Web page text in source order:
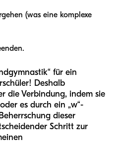
(was eine komplexe
für ein
Deshalb
die Verbindung, indem sie
es durch ein „w“-
dieser
Schritt zur